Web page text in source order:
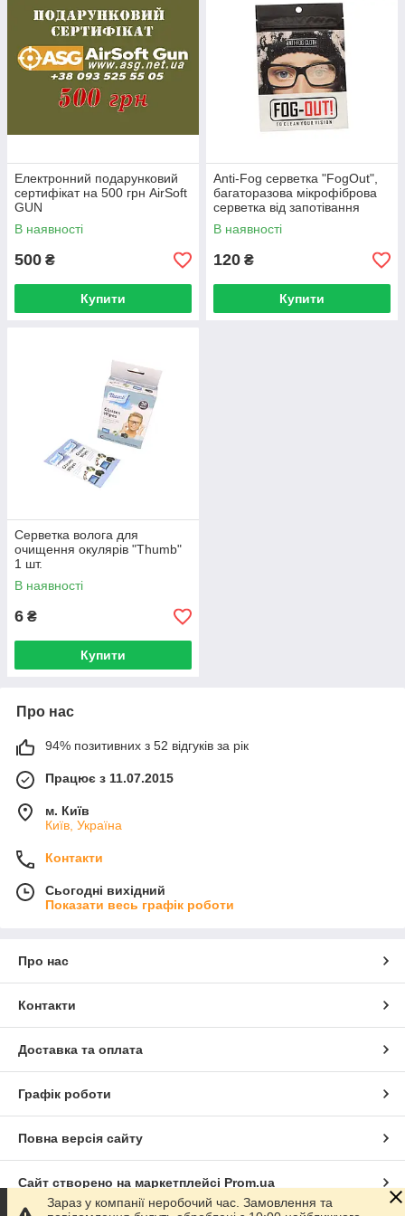
Електронний подарунковий
сертифікат на 500 грн AirSoft
GUN
В наявності
500 ₴
Купити
Anti-Fog серветка "FogOut",
багаторазова мікрофіброва
серветка від запотівання
В наявності
120 ₴
Купити
Серветка волога для
очищення окулярів "Thumb"
1 шт.
В наявності
6 ₴
Купити
Про нас
94% позитивних з 52 відгуків за рік
Працює з 11.07.2015
м. Київ
Київ, Україна
Контакти
Сьогодні вихідний
Показати весь графік роботи
Про нас
Контакти
Доставка та оплата
Графік роботи
Повна версія сайту
Сайт створено на маркетплейсі Prom.ua
Зараз у компанії неробочий час. Замовлення та